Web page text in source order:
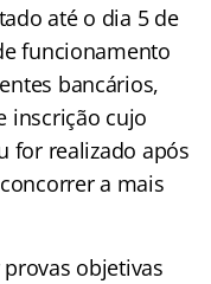
até o dia 5 de
funcionamento
bancários,
inscrição cujo
for realizado após
a mais
objetivas